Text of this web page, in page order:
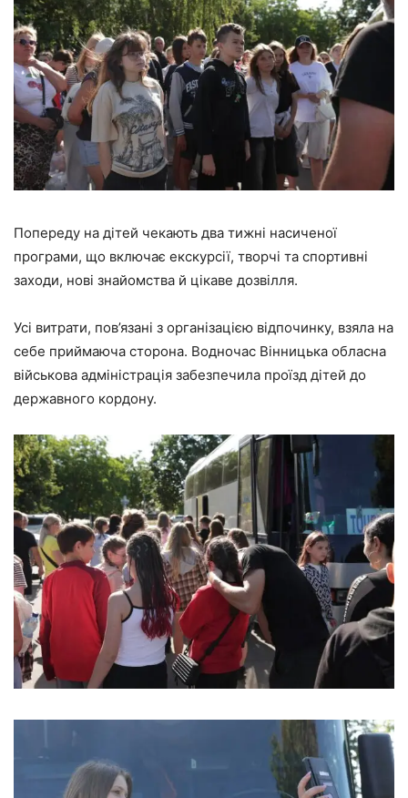
Попереду на дітей чекають два тижні насиченої
програми, що включає екскурсії, творчі та спортивні
заходи, нові знайомства й цікаве дозвілля.
Усі витрати, пов’язані з організацією відпочинку, взяла на
себе приймаюча сторона. Водночас Вінницька обласна
військова адміністрація забезпечила проїзд дітей до
державного кордону.